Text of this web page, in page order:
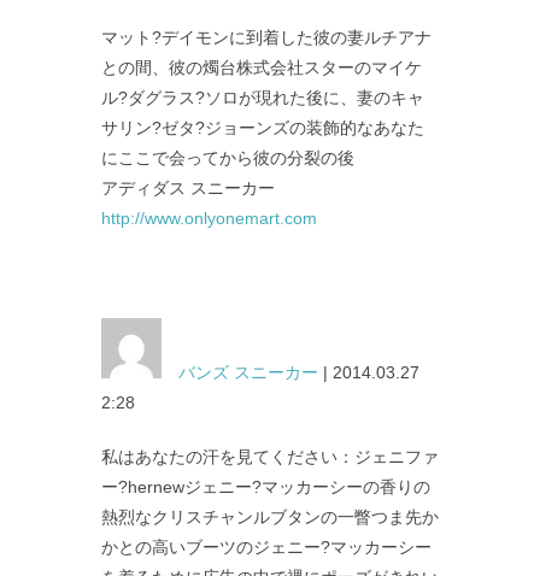
マット?デイモンに到着した彼の妻ルチアナ
との間、彼の燭台株式会社スターのマイケ
ル?ダグラス?ソロが現れた後に、妻のキャ
サリン?ゼタ?ジョーンズの装飾的なあなた
にここで会ってから彼の分裂の後
アディダス スニーカー
http://www.onlyonemart.com
バンズ スニーカー | 2014.03.27
2:28
私はあなたの汗を見てください：ジェニファ
ー?hernewジェニー?マッカーシーの香りの
熱烈なクリスチャンルブタンの一瞥つま先か
かとの高いブーツのジェニー?マッカーシー